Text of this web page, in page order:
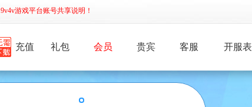
9v4v游戏平台账号共享说明！
充值 礼包 会员 贵宾 客服 开服表